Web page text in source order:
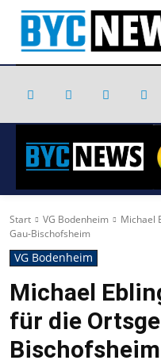
Start VG Bodenheim
Michael
Gau-Bischofsheim
VG Bodenheim
Michael
für die
Bischofsheim